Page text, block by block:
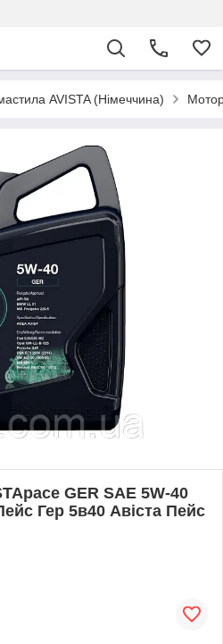
AVISTA (Німеччина)
GER SAE 5W-40
Гер 5в40 Авіста Пейс